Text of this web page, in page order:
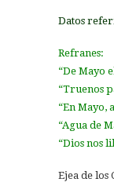
Datos
Refranes:
“De Mayo
“Truenos
“En Mayo,
“Agua de
“Dios nos
Ejea de los